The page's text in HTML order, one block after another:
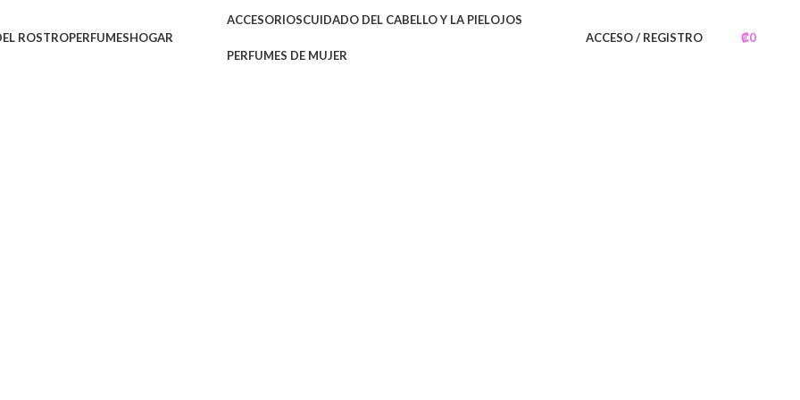
ROSTROPERFUMESHOGAR
ACCESORIOSCUIDADO DEL CABELLO Y LA PIELOJOS
PERFUMES DE MUJER
ACCESO / REGISTRO ₡0